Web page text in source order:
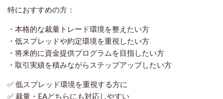
特におすすめの方：
・本格的な裁量トレード環境を整えたい方
・低スプレッドや約定環境を重視したい方
・将来的に資金提供プログラムを目指したい方
・取引実績を積みながらステップアップしたい方
✅ 低スプレッド環境を重視する方に
✅ 裁量・EAどちらにも対応しやすい